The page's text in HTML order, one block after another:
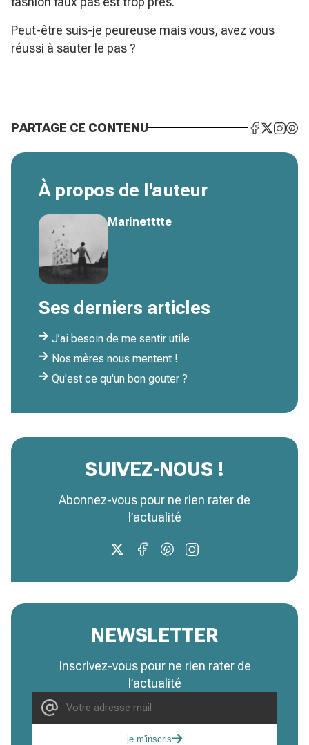
Peut-être suis-je peureuse mais vous, avez vous
réussi à sauter le pas ?
PARTAGE CE CONTENU
À propos de l'auteur
Marinetttte
Ses derniers articles
J’ai besoin de me sentir utile
Nos mères nous mentent !
Qu'est ce qu'un bon gouter ?
SUIVEZ-NOUS !
Abonnez-vous pour ne rien rater de
l’actualité
NEWSLETTER
Inscrivez-vous pour ne rien rater de
l’actualité
je m'inscris